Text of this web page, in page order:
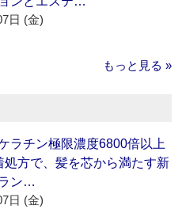
日 (金)
もっと見る »
ラチン極限濃度6800倍以上
処方で、髪を芯から満たす新
ン…
日 (金)